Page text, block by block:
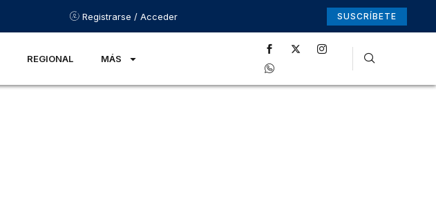
Registrarse / Acceder SUSCRÍBETE
REGIONAL MÁS